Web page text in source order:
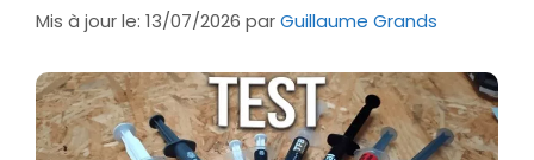
Mis à jour le: 13/07/2026 parGuillaume Grands